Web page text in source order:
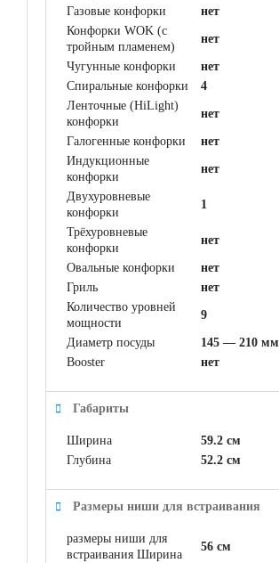
Газовые конфорки
нет
Конфорки WOK (с
тройным пламенем)
нет
Чугунные конфорки
нет
Спиральные конфорки
4
Ленточные (HiLight)
конфорки
нет
Галогенные конфорки
нет
Индукционные
конфорки
нет
Двухуровневые
конфорки
1
Трёхуровневые
конфорки
нет
Овальные конфорки
нет
Гриль
нет
Количество уровней
мощности
9
Диаметр посуды
145 — 210 мм
Booster
нет
Габариты
Ширина
59.2 см
Глубина
52.2 см
Размеры ниши для встраивания
размеры ниши для
встраивания Ширина
56 см